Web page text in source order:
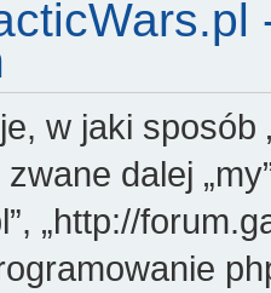
w jaki sposób
dalej
„http://